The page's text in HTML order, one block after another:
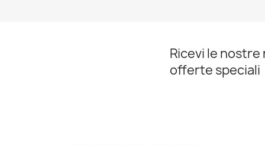
Ricevi le nostre
offerte speciali